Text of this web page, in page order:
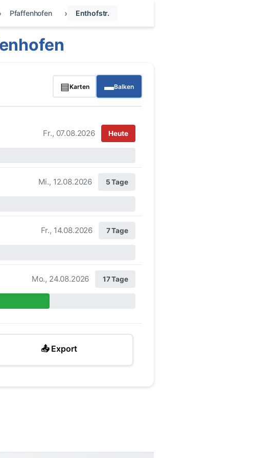
Pfaffenhofen Enthofstr.
▤Karten ▬Balken
Fr., 07.08.2026 Heute
Mi., 12.08.2026 5 Tage
Fr., 14.08.2026 7 Tage
Mo., 24.08.2026 17 Tage
📤 Export